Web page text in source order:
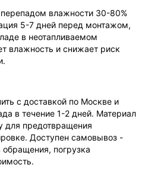
влажности 30-80%
5-7 дней перед монтажом,
в неотапливаемом
влажность и снижает риск
с доставкой по Москве и
в течение 1-2 дней. Материал
для предотвращения
Доступен самовывоз -
обращения, погрузка